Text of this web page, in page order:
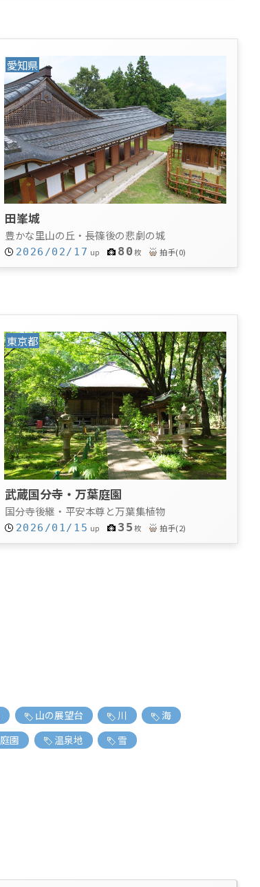
愛知県
田峯城
豊かな里山の丘・長篠後の悲劇の城
2026/02/17 up 80枚 拍手(0)
東京都
武蔵国分寺・万葉庭園
国分寺後継・平安本尊と万葉集植物
2026/01/15 up 35 枚 拍手(2)
山の展望台 川
海
庭園 温泉地 雪